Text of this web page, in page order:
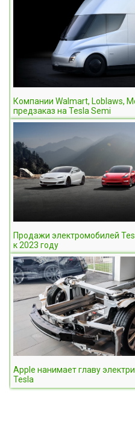
Компании Walmart, Loblaws,
предзаказ на Tesla Semi
Продажи электромобилей
к 2023 году
Apple нанимает главу
Tesla